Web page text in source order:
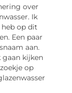
over
Ik
heb op dit
Een paar
aan.
gaan kijken
op